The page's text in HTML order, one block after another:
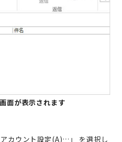
面が表示されます
アカウント設定(A)…」 を選択し